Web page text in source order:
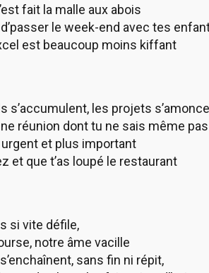
fait la malle aux abois
d’passer le week-end avec tes
est beaucoup moins kiffant
s’accumulent, les projets
réunion dont tu ne sais même
et plus important
et que t’as loupé le restaurant
si vite défile,
notre âme vacille
sans fin ni répit,